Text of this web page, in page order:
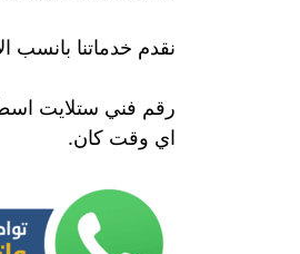
نقدم خدماتنا بانسب
رقم فني ستلايت
اي وقت كان.